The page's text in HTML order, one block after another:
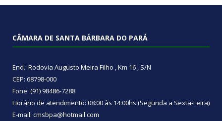
CÂMARA DE SANTA BÁRBARA DO PARÁ
End.: Rodovia Augusto Meira Filho , Km 16 , S/N
CEP: 68798-000
Fone: (91) 98486-7288
Horário de atendimento: 08:00 às 14:00hs (Segunda a Sexta-Feira)
E-mail: cmsbpa@hotmail.com